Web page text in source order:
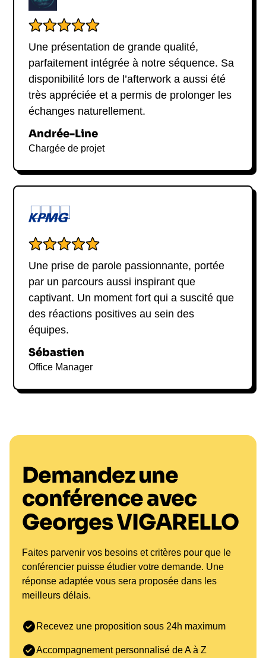
Une présentation de grande qualité,
parfaitement intégrée à notre séquence. Sa
disponibilité lors de l’afterwork a aussi été
très appréciée et a permis de prolonger les
échanges naturellement.
Andrée-Line
Chargée de projet
Une prise de parole passionnante, portée
par un parcours aussi inspirant que
captivant. Un moment fort qui a suscité que
des réactions positives au sein des
équipes.
Sébastien
Office Manager
Demandez une
conférence avec
Georges VIGARELLO
Faites parvenir vos besoins et critères pour que le
conférencier puisse étudier votre demande. Une
réponse adaptée vous sera proposée dans les
meilleurs délais.
Recevez une proposition sous 24h maximum
Accompagnement personnalisé de A à Z